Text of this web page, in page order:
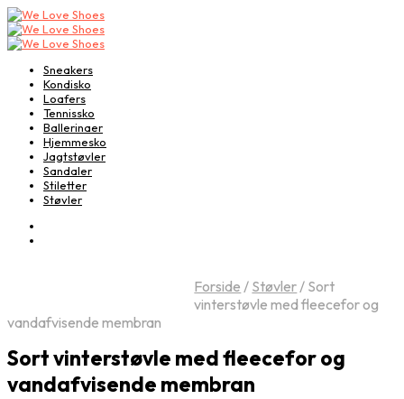
Sneakers
Kondisko
Loafers
Tennissko
Ballerinaer
Hjemmesko
Jagtstøvler
Sandaler
Stiletter
Støvler
Forside / Støvler/ Sort
vinterstøvle med fleecefor og
vandafvisende membran
Sort vinterstøvle med fleecefor og
vandafvisende membran